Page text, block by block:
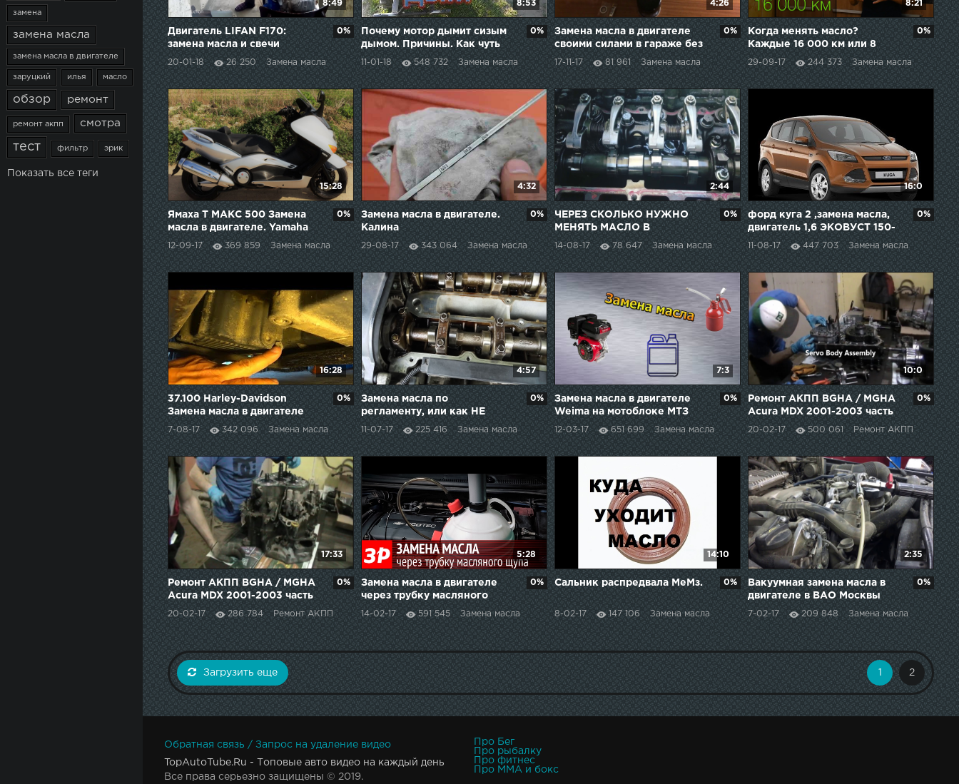
замена
замена масла
замена масла в двигателе
заруцкий илья масло
обзор ремонт
ремонт акпп смотра
тест фильтр эрик
Показать все теги
8:49
Двигатель LIFAN F170:
замена масла и свечи
20-01-18 26 250 Замена масла
0%
8:53
Почему мотор дымит сизым
дымом. Причины. Как чуть
не убили двигатель.
11-01-18 548 732 Замена масла
0%
4:26
Замена масла в двигателе
своими силами в гараже без
ямы и без подъемника.
17-11-17 81 961 Замена масла
0%
8:21
Когда менять масло?
Каждые 16 000 км или 8
500 км? (H-Auto)
29-09-17 244 373 Замена масла
0%
15:28
Ямаха Т МАКС 500 Замена
масла в двигателе. Yamaha
T-MAX 500. Oil change
12-09-17 369 859 Замена масла
0%
4:32
Замена масла в двигателе.
Калина
29-08-17 343 064 Замена масла
0%
2:44
ЧЕРЕЗ СКОЛЬКО НУЖНО
МЕНЯТЬ МАСЛО В
ДВИГАТЕЛЕ
14-08-17 78 647 Замена масла
0%
16:0
форд куга 2 ,замена масла,
двигатель 1,6 ЭКОВУСТ 150-
182 л.с.
11-08-17 447 703 Замена масла
0%
16:28
37.100 Harley-Davidson
Замена масла в двигателе
Harley-Davidson TC88
7-08-17 342 096 Замена масла
0%
4:57
Замена масла по
регламенту, или как НЕ
умирает двигатель от
регламентного
обслуживания.
11-07-17 225 416 Замена масла
0%
7:3
Замена масла в двигателе
Weima на мотоблоке МТЗ
12-03-17 651 699 Замена масла
0%
10:0
Ремонт АКПП BGHA / MGHA
Acura MDX 2001-2003 часть
2
20-02-17 500 061 Ремонт АКПП
0%
17:33
Ремонт АКПП BGHA / MGHA
Acura MDX 2001-2003 часть
1
20-02-17 286 784 Ремонт АКПП
0%
5:28
Замена масла в двигателе
через трубку масляного
щупа
14-02-17 591 545 Замена масла
0%
14:10
Сальник распредвала МеМз.
8-02-17 147 106 Замена масла
0%
2:35
Вакуумная замена масла в
двигателе в ВАО Москвы
7-02-17 209 848 Замена масла
0%
Загрузить еще 1 2
Обратная связь / Запрос на удаление видео
TopAutoTube.Ru - Топовые авто видео на каждый день
Все права серьезно защищены © 2019.
Про Бег
Про рыбалку
Про фитнес
Про MMA и бокс